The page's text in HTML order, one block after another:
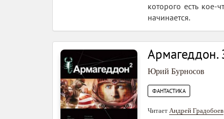
которого есть
начинается.
Армагеддон.
Юрий Бурносов
ФАНТАСТИКА
Читает Андрей Градобоев